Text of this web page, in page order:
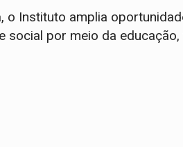
o Instituto amplia
social por meio da